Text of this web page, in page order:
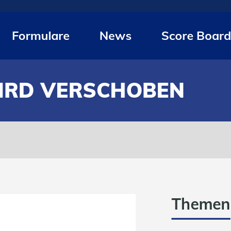
Formulare News Score Board
VERSCHOBEN
Themen